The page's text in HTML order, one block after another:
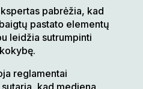
pabrėžia, kad
pastato elementų
leidžia sutrumpinti
reglamentai